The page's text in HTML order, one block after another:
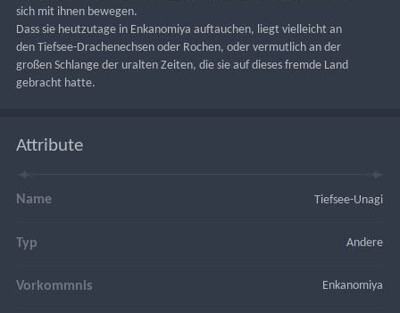
sich mit ihnen bewegen.
Dass sie heutzutage in Enkanomiya auftauchen, liegt vielleicht an
den Tiefsee-Drachenechsen oder Rochen, oder vermutlich an der
großen Schlange der uralten Zeiten, die sie auf dieses fremde Land
gebracht hatte.
Attribute
Name Tiefsee-Unagi
Typ Andere
Vorkommnis Enkanomiya